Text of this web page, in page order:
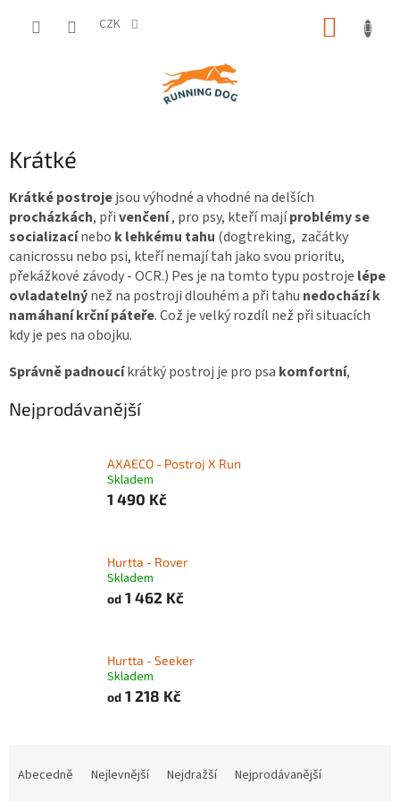
CZK
Krátké
Krátké postrojejsou výhodné a vhodné na delších
procházkách, přivenčení, pro psy, kteří majíproblémy se
socializacínebo k lehkému tahu (dogtreking, začátky
canicrossu nebo psi, kteří nemají tah jako svou prioritu,
překážkové závody - OCR.) Pes je na tomto typu postroje lépe
ovladatelnýnež na postroji dlouhém a při tahu nedochází k
namáhaní krční páteře. Což je velký rozdíl než při situacích
kdy je pes na obojku.
Správně padnoucíkrátký postroj je pro psa komfortní,
Nejprodávanější
AXAECO - Postroj X Run
Skladem
1 490 Kč
Hurtta - Rover
Skladem
od 1 462 Kč
Hurtta - Seeker
Skladem
od 1 218 Kč
Abecedně Nejlevnější Nejdražší Nejprodávanější